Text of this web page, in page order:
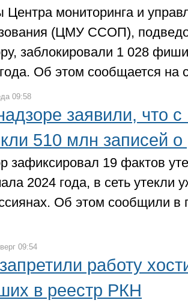
мониторинга и
(ЦМУ ССОП),
заблокировали 1 028
Об этом сообщается на
09:58
заявили, что с
510 млн записей
зафиксировал 19 фактов
2024 года, в сеть утекли
Об этом сообщили в
09:54
работу
в реестр РКН